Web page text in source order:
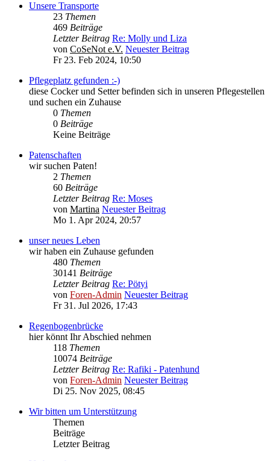
Unsere Transporte
23 Themen
469 Beiträge
Letzter Beitrag Re: Molly und Liza
von CoSeNot e.V. Neuester Beitrag
Fr 23. Feb 2024, 10:50
Pflegeplatz gefunden :-)
diese Cocker und Setter befinden sich in unseren Pflegestellen
und suchen ein Zuhause
0 Themen
0 Beiträge
Keine Beiträge
Patenschaften
wir suchen Paten!
2 Themen
60 Beiträge
Letzter Beitrag Re: Moses
von Martina Neuester Beitrag
Mo 1. Apr 2024, 20:57
unser neues Leben
wir haben ein Zuhause gefunden
480 Themen
30141 Beiträge
Letzter Beitrag Re: Pötyi
von Foren-Admin Neuester Beitrag
Fr 31. Jul 2026, 17:43
Regenbogenbrücke
hier könnt Ihr Abschied nehmen
118 Themen
10074 Beiträge
Letzter Beitrag Re: Rafiki - Patenhund
von Foren-Admin Neuester Beitrag
Di 25. Nov 2025, 08:45
Wir bitten um Unterstützung
Themen
Beiträge
Letzter Beitrag